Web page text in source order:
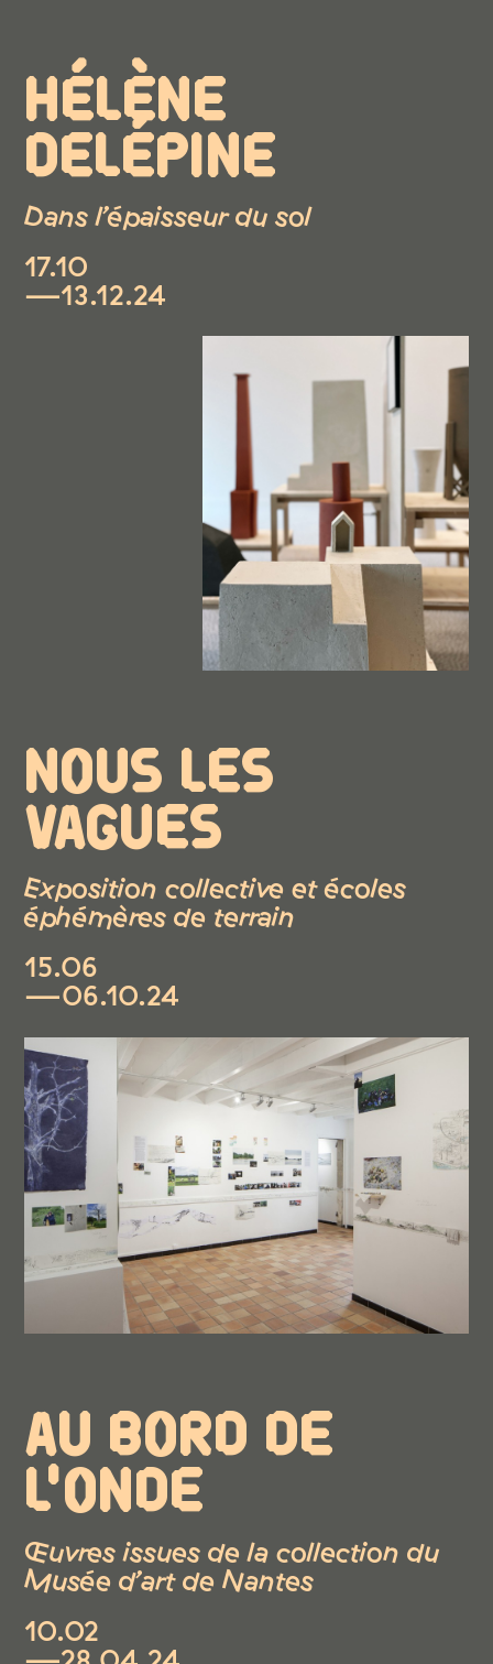
HÉLÈNE
DELÉPINE
Dans l’épaisseur du sol
17.10
—13.12.24
NOUS LES
VAGUES
Exposition collective et écoles
éphémères de terrain
15.06
—06.10.24
AU BORD DE
L'ONDE
Œuvres issues de la collection du
Musée d’art de Nantes
10.02